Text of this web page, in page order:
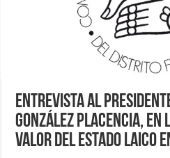
Entrevista al Presidente
González Placencia,
Valor del Estado Laico